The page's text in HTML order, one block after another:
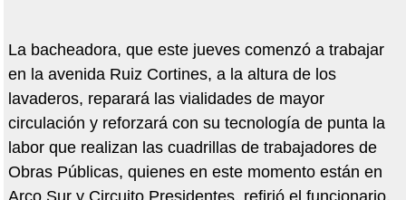
La bacheadora, que este jueves comenzó a trabajar
en la avenida Ruiz Cortines, a la altura de los
lavaderos, reparará las vialidades de mayor
circulación y reforzará con su tecnología de punta la
labor que realizan las cuadrillas de trabajadores de
Obras Públicas, quienes en este momento están en